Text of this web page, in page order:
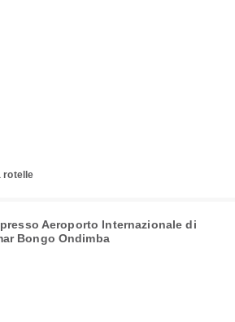
rotelle
Aeroporto Internazionale di
Bongo Ondimba